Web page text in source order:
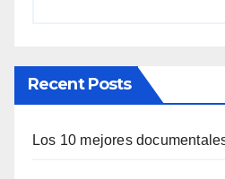
Recent Posts
Los 10 mejores